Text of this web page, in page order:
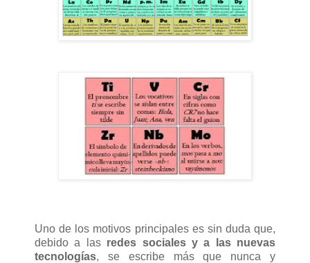
Uno de los motivos principales es sin duda que,
debido a lasredes sociales y a las nuevas
tecnologías, se escribe más que nunca y